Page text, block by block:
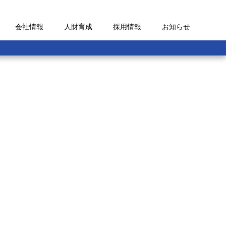
会社情報 人財育成 採用情報 お知らせ